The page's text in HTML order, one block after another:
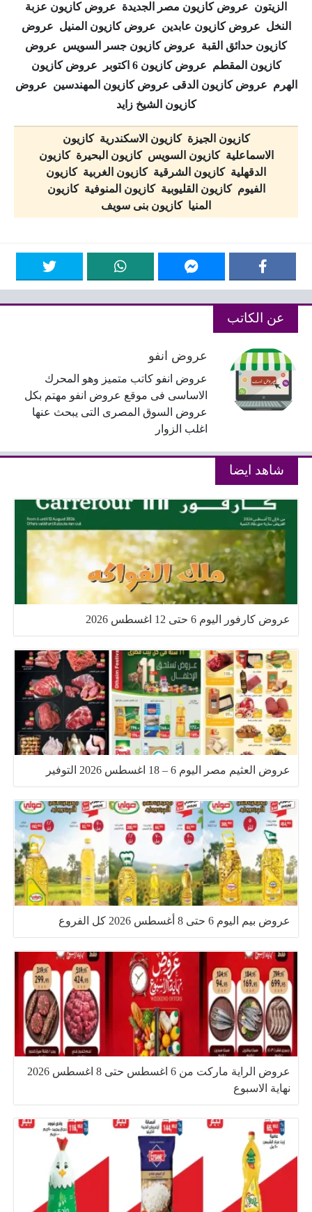
الزيتون عروض كازيون مصر الجديدة عروض كازيون عزبة
النخل عروض كازيون عابدين عروض كازيون المنيل عروض
كازيون حدائق القبة عروض كازيون جسر السويس عروض
كازيون المقطم عروض كازيون 6 اكتوبر عروض كازيون
الهرم عروض كازيون الدقى عروض كازيون المهندسين عروض
كازيون الشيخ زايد
كازيون الجيزة كازيون الاسكندرية كازيون
الاسماعلية كازيون السويس كازيون البحيرة كازيون
الدقهلية كازيون الشرقية كازيون الغربية كازيون
الفيوم كازيون القليوبية كازيون المنوفية كازيون
المنيا كازيون بنى سويف
عن الكاتب
عروض انفو
عروض انفو كاتب متميز وهو المحرك
الاساسى فى موقع عروض انفو مهتم بكل
عروض السوق المصرى التى يبحث عنها
اغلب الزوار
شاهد ايضا
عروض كارفور اليوم 6 حتى 12 اغسطس 2026
عروض العثيم مصر اليوم 6 – 18 اغسطس 2026 التوفير
عروض بيم اليوم 6 حتى 8 أغسطس 2026 كل الفروع
عروض الراية ماركت من 6 اغسطس حتى 8 اغسطس 2026
نهاية الاسبوع